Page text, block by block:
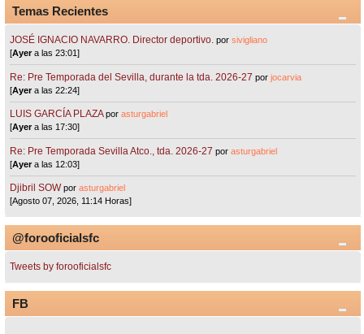
Temas Recientes
JOSÉ IGNACIO NAVARRO. Director deportivo. porsivigliano
[Ayera las 23:01]
Re: Pre Temporada del Sevilla, durante la tda. 2026-27 porjocarvia
[Ayera las 22:24]
LUIS GARCÍA PLAZA porasturgabriel
[Ayera las 17:30]
Re: Pre Temporada Sevilla Atco., tda. 2026-27 porasturgabriel
[Ayera las 12:03]
Djibril SOW porasturgabriel
[Agosto 07, 2026, 11:14 Horas]
@forooficialsfc
Tweets by forooficialsfc
FB